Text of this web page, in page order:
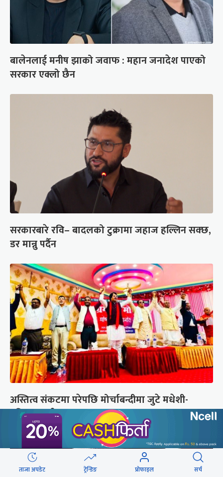
बालेनलाई मनीष झाको जवाफ : महान जनादेश पाएको
सरकार एक्लो छैन
सरकारबारे रवि– बादलको टुक्रामा जहाज हल्लिन सक्छ,
डर मान्नु पर्दैन
अस्तित्व संकटमा परेपछि मोर्चाबन्दीमा जुटे मधेशी-
पहिचानवादी दल
ताजा अपडेट ट्रेन्डिङ प्रोफाइल सर्च